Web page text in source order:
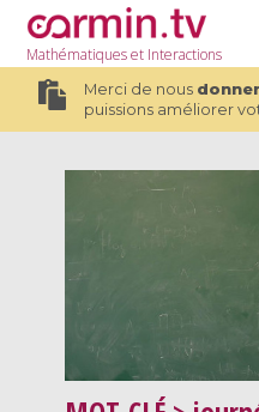
Mathématiqueset Interactions
Merci de nous
puissions améliorer